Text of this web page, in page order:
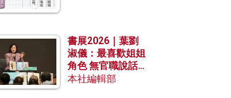
書展2026｜葉劉
淑儀：最喜歡姐姐
角色 無官職說話
包袱少
本社編輯部